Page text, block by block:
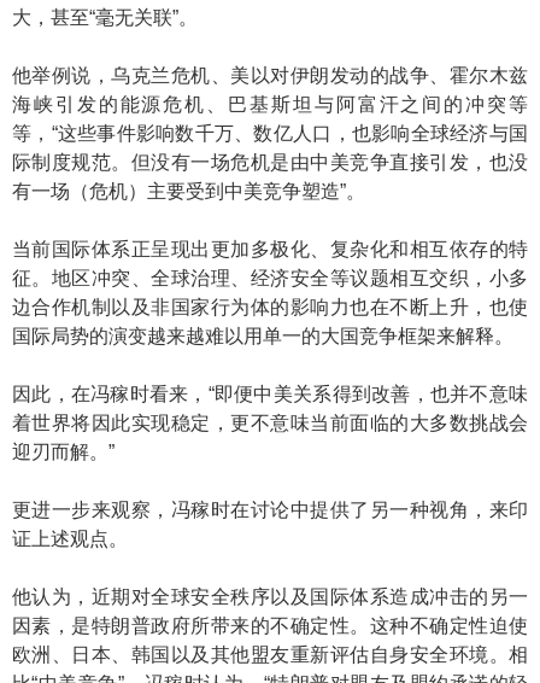
大，甚至“毫无关联”。
他举例说，乌克兰危机、美以对伊朗发动的战争、霍尔木兹
海峡引发的能源危机、巴基斯坦与阿富汗之间的冲突等
等，“这些事件影响数千万、数亿人口，也影响全球经济与国
际制度规范。但没有一场危机是由中美竞争直接引发，也没
有一场（危机）主要受到中美竞争塑造”。
当前国际体系正呈现出更加多极化、复杂化和相互依存的特
征。地区冲突、全球治理、经济安全等议题相互交织，小多
边合作机制以及非国家行为体的影响力也在不断上升，也使
国际局势的演变越来越难以用单一的大国竞争框架来解释。
因此，在冯稼时看来，“即便中美关系得到改善，也并不意味
着世界将因此实现稳定，更不意味当前面临的大多数挑战会
迎刃而解。”
更进一步来观察，冯稼时在讨论中提供了另一种视角，来印
证上述观点。
他认为，近期对全球安全秩序以及国际体系造成冲击的另一
因素，是特朗普政府所带来的不确定性。这种不确定性迫使
欧洲、日本、韩国以及其他盟友重新评估自身安全环境。相